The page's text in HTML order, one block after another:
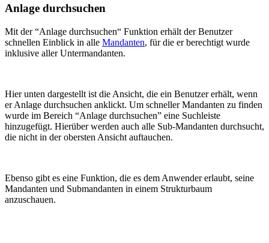
Anlage durchsuchen
Mit der “Anlage durchsuchen“ Funktion erhält der Benutzer
schnellen Einblick in alle Mandanten, für die er berechtigt wurde
inklusive aller Untermandanten.
Hier unten dargestellt ist die Ansicht, die ein Benutzer erhält, wenn
er Anlage durchsuchen anklickt. Um schneller Mandanten zu finden
wurde im Bereich “Anlage durchsuchen” eine Suchleiste
hinzugefügt. Hierüber werden auch alle Sub-Mandanten durchsucht,
die nicht in der obersten Ansicht auftauchen.
Ebenso gibt es eine Funktion, die es dem Anwender erlaubt, seine
Mandanten und Submandanten in einem Strukturbaum
anzuschauen.